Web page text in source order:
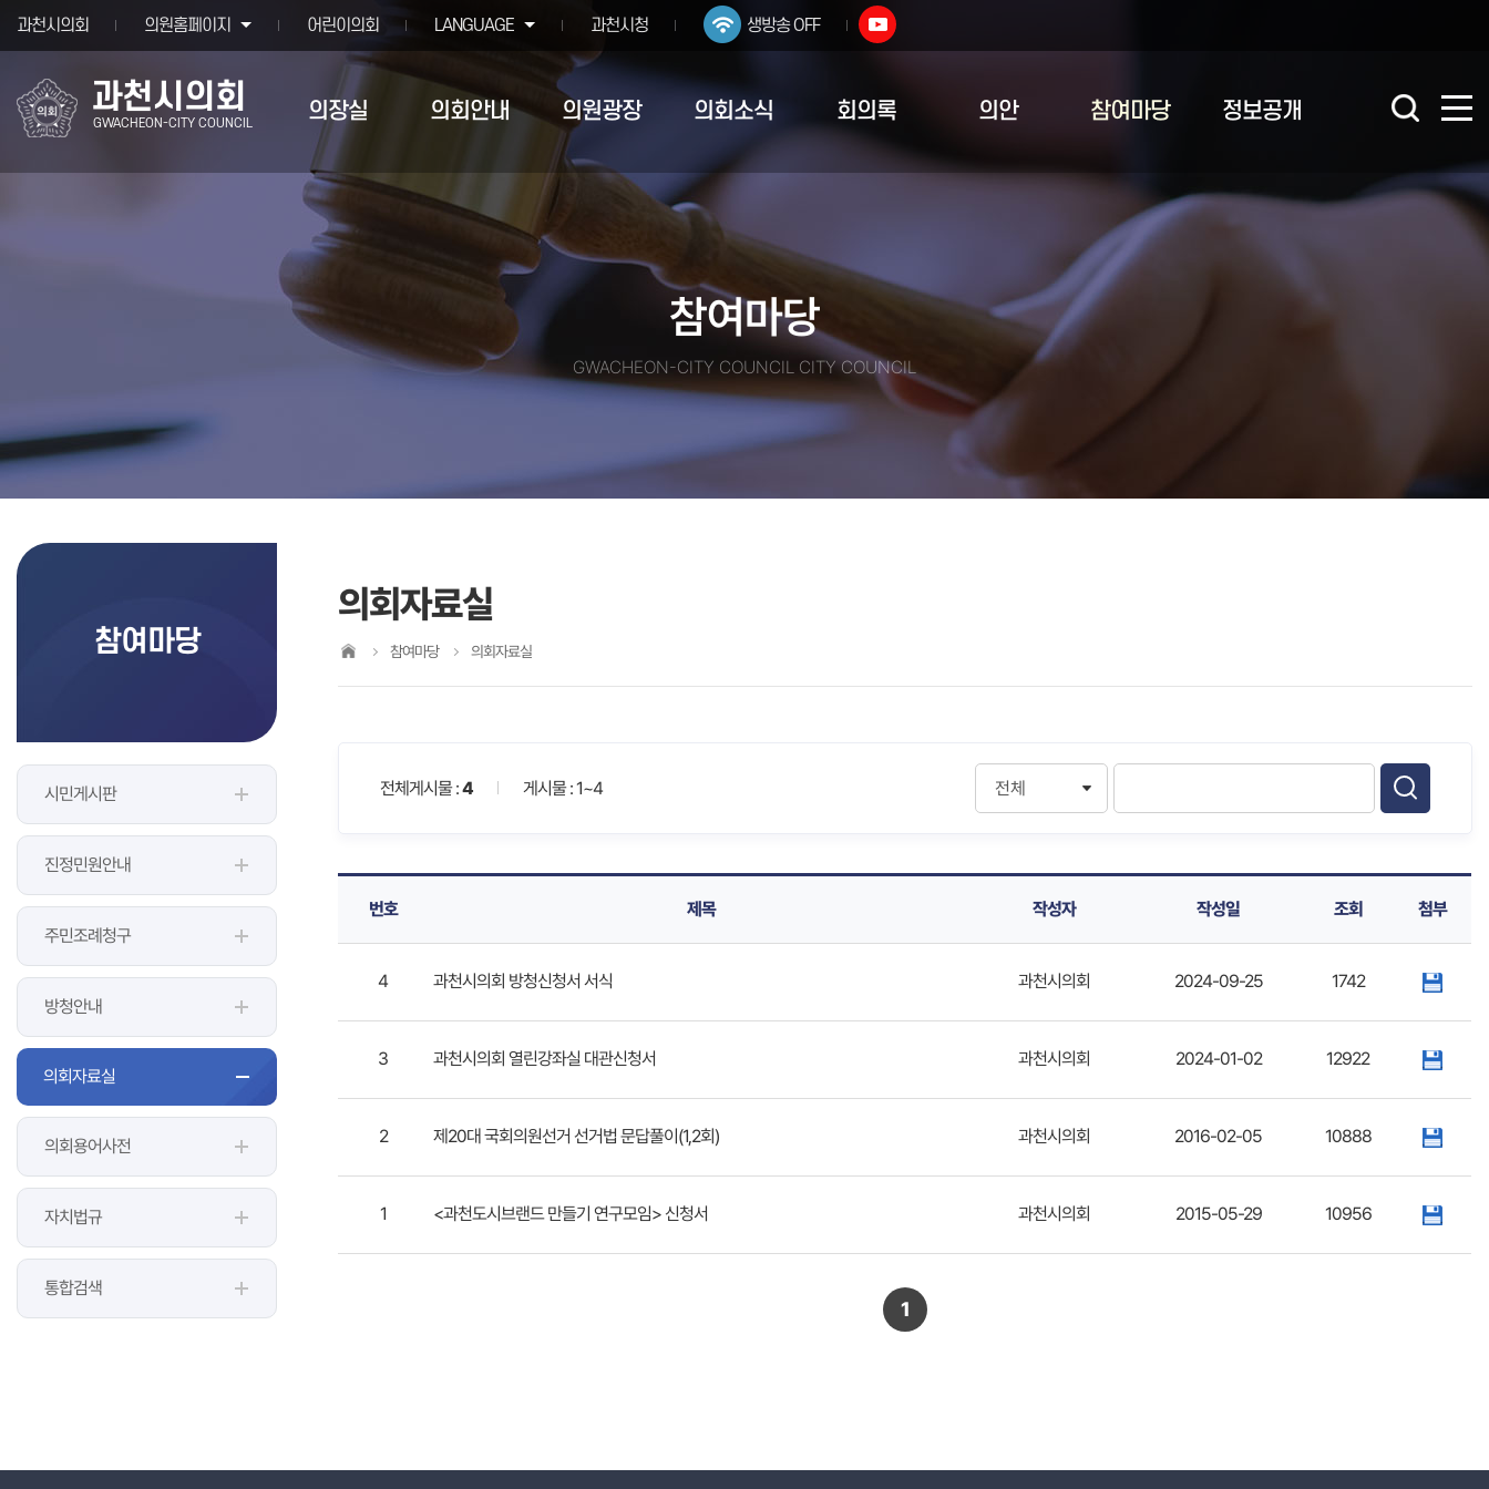
과천시의회 의원홈페이지 어린이의회 LANGUAGE 과천시청 생방송 OFF
과천시의회
GWACHEON-CITY COUNCIL 의장실 의회안내 의원광장 의회소식 회의록 의안 참여마당 정보공개
참여마당
GWACHEON-CITY COUNCIL CITY COUNCIL
참여마당
시민게시판
진정민원안내
주민조례청구
방청안내
의회자료실
의회용어사전
자치법규
통합검색
의회자료실
참여마당 의회자료실
전체게시물 :4 게시물 : 1~4
번호 제목 작성자 작성일 조회 첨부
4 과천시의회 방청신청서 서식 과천시의회 2024-09-25 1742
3 과천시의회 열린강좌실 대관신청서 과천시의회 2024-01-02 12922
2 제20대 국회의원선거 선거법 문답풀이(1,2회) 과천시의회 2016-02-05 10888
1 <과천도시브랜드 만들기 연구모임> 신청서 과천시의회 2015-05-29 10956
1